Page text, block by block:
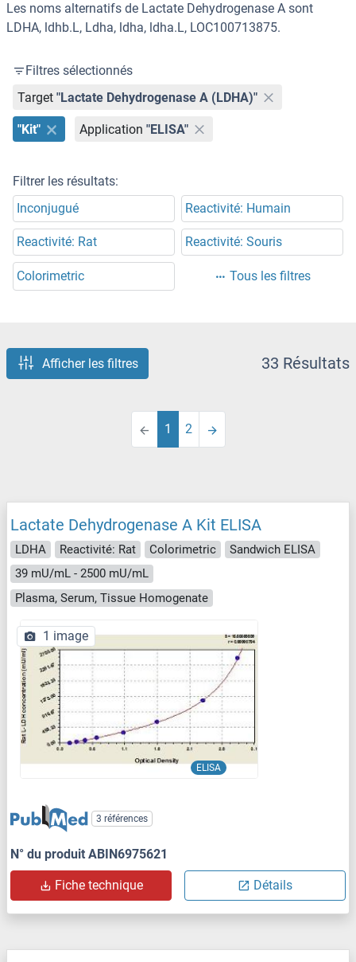
Les noms alternatifs de Lactate Dehydrogenase A sont
LDHA, ldhb.L, Ldha, ldha, ldha.L, LOC100713875.
Filtres sélectionnés
Target "Lactate Dehydrogenase A (LDHA)"
"Kit" Application "ELISA"
Filtrer les résultats:
Inconjugué
Reactivité: Humain
Reactivité: Rat Reactivité: Souris
Colorimetric Tous les filtres
Afficher les filtres 33 Résultats
1 2
Lactate Dehydrogenase A Kit ELISA
LDHA Reactivité: Rat Colorimetric
Sandwich ELISA
39 mU/mL - 2500 mU/mL
Plasma, Serum, Tissue Homogenate
ELISA
1 image
3 références
N° du produit ABIN6975621
Fiche technique Détails